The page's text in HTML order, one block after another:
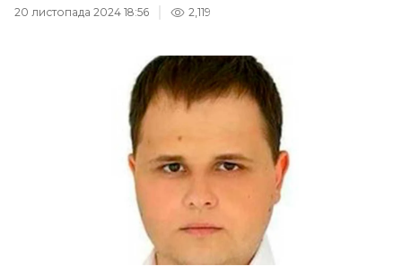
20 листопада 2024 18:56
2,119